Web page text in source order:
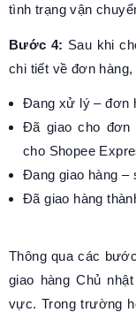
tình trạng vận
Bước 4: Sau khi
chi tiết về đơn
Đang xử lý – đơn
Đã giao cho đơn
cho Shopee
Đang giao hàng –
Đã giao hàng
Thông qua các
giao hàng Chủ
vực. Trong trường